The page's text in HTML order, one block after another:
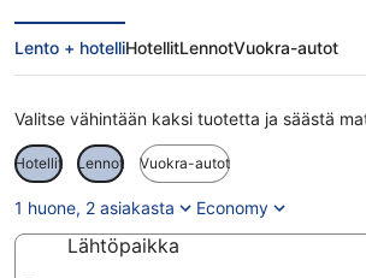
Lento + hotelliHotellitLennotVuokra-autot
Valitse vähintään kaksi tuotetta ja säästä
Hotellit Lennot Vuokra-autot
1 huone, 2 asiakasta Economy
Lähtöpaikka